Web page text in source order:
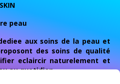
peau
aux soins de la peau et
des soins de qualité
eclaircir naturelement et
au quotidien.